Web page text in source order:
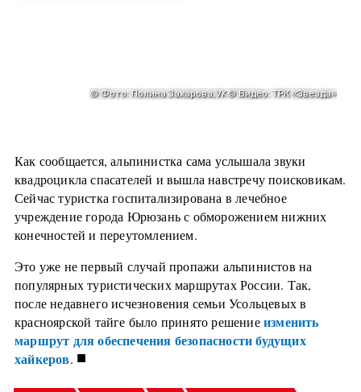
Как сообщается, альпинистка сама услышала звуки
квадроцикла спасателей и вышла навстречу поисковикам.
Сейчас туристка госпитализирована в лечебное
учреждение города Юрюзань с обморожением нижних
конечностей и переутомлением.
Это уже не первый случай пропажи альпинистов на
популярных туристических маршрутах России. Так,
после недавнего исчезновения семьи Усольцевых в
красноярской тайге было принято решениеизменить
маршрут для обеспечения безопасности будущих
хайкеров. ■